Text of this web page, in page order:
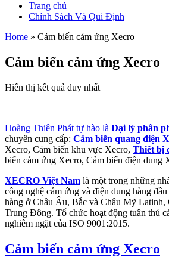
Trang chủ
Chính Sách Và Qui Định
Home » Cảm biến cảm ứng Xecro
Cảm biến cảm ứng Xecro
Hiển thị kết quả duy nhất
Hoàng Thiên Phát tự hào là Đại lý phân
chuyên cung cấp: Cảm biến quang điện
Xecro, Cảm biến khu vực Xecro, Thiết bị
biến cảm ứng Xecro, Cảm biến điện dung
XECRO Việt Nam là một trong những
công nghệ cảm ứng và điện dung hàng
hàng ở Châu Âu, Bắc và Châu Mỹ Latinh,
Trung Đông. Tổ chức hoạt động tuân thủ
nghiêm ngặt của ISO 9001:2015.
Cảm biến cảm ứng Xecro